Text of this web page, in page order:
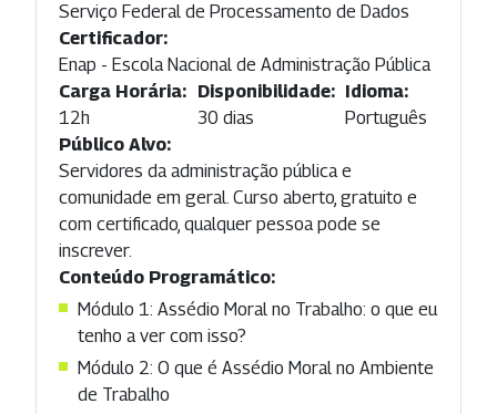
Serviço Federal de Processamento de Dados
Certificador:
Enap - Escola Nacional de Administração Pública
Carga Horária:
12h
Disponibilidade:
30 dias
Idioma:
Português
Público Alvo:
Servidores da administração pública e
comunidade em geral. Curso aberto, gratuito e
com certificado, qualquer pessoa pode se
inscrever.
Conteúdo Programático:
Módulo 1: Assédio Moral no Trabalho: o que eu
tenho a ver com isso?
Módulo 2: O que é Assédio Moral no Ambiente
de Trabalho